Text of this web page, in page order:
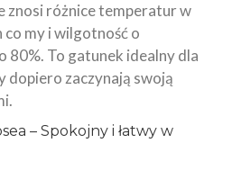
znosi różnice temperatur w
my i wilgotność o
80%. To gatunek idealny dla
dopiero zaczynają swoją
– Spokojny i łatwy w